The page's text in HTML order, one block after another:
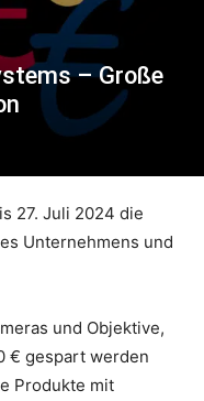
– Große
27. Juli 2024 die
Unternehmens und
und Objektive,
€ gespart werden
Produkte mit